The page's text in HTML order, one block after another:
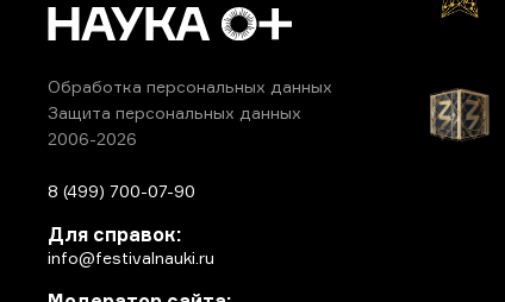
Обработка персональных данных
Защита персональных данных
2006-2026
8 (499) 700-07-90
Для справок:
info@festivalnauki.ru